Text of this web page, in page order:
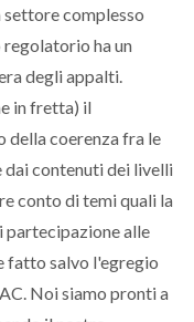
complesso
ha un
degli appalti.
in fretta) il
della coerenza fra le
contenuti dei livelli
conto di temi quali la
partecipazione alle
fatto salvo l'egregio
Noi siamo pronti a